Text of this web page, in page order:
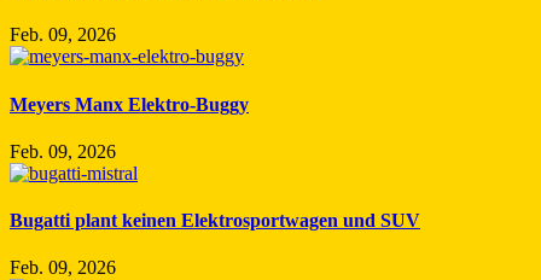
Feb. 09, 2026
Meyers Manx Elektro-Buggy
Feb. 09, 2026
Bugatti plant keinen Elektrosportwagen und SUV
Feb. 09, 2026